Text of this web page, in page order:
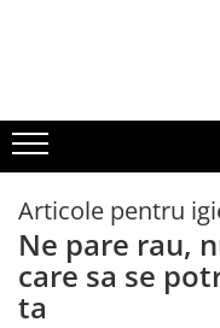
Ingrijire Casa
Detergenti Rufe
Detergenti Pudra
Detergent Lichid
Balsam De Rufe
Detergenti Curatenie
Articole pentru
Ne pare rau,
care sa se
ta